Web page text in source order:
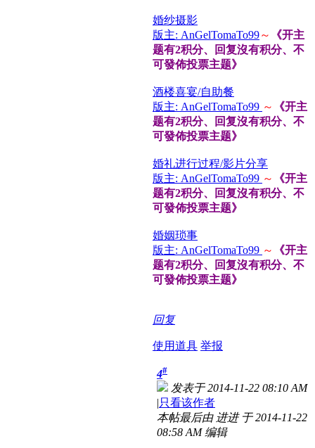
婚纱摄影
版主: AnGelTomaTo99～
《开主
题有2积分、回复沒有积分、不
可發佈投票主题》
酒楼喜宴/自助餐
版主: AnGelTomaTo99 ～
《开主
题有2积分、回复沒有积分、不
可發佈投票主题》
婚礼进行过程/影片分享
版主: AnGelTomaTo99 ～
《开主
题有2积分、回复沒有积分、不
可發佈投票主题》
婚姻琐事
版主: AnGelTomaTo99 ～
《开主
题有2积分、回复沒有积分、不
可發佈投票主题》
回复
使用道具 举报
4#
发表于 2014-11-22 08:10 AM
|只看该作者
本帖最后由 进进 于 2014-11-22
08:58 AM 编辑